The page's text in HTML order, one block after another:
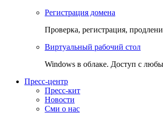
Регистрация домена
Проверка, регистрация,
Виртуальный рабочий стол
Windows в облаке. Доступ с
Пресс-центр
Пресс-кит
Новости
Сми о нас